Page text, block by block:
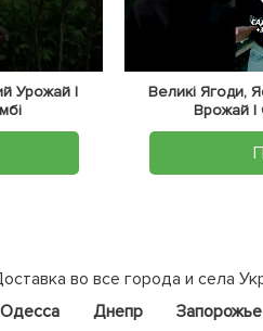
Урожай |
Великі Ягоди,
Врожай |
во все города и села
Одесса Днепр Запорожье